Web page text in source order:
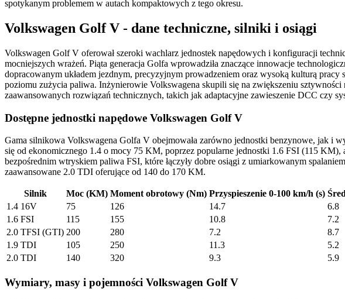
spotykanym problemem w autach kompaktowych z tego okresu.
Volkswagen Golf V - dane techniczne, silniki i osiągi
Volkswagen Golf V oferował szeroki wachlarz jednostek napędowych i konfiguracji
mocniejszych wrażeń. Piąta generacja Golfa wprowadziła znaczące innowacje
dopracowanym układem jezdnym, precyzyjnym prowadzeniem oraz wysoką kulturą
poziomu zużycia paliwa. Inżynierowie Volkswagena skupili się na zwiększeniu
zaawansowanych rozwiązań technicznych, takich jak adaptacyjne zawieszenie DCC czy
Dostępne jednostki napędowe Volkswagen Golf V
Gama silnikowa Volkswagena Golfa V obejmowała zarówno jednostki benzynowe, jak i
się od ekonomicznego 1.4 o mocy 75 KM, poprzez popularne jednostki 1.6 FSI (115
bezpośrednim wtryskiem paliwa FSI, które łączyły dobre osiągi z umiarkowanym
zaawansowane 2.0 TDI oferujące od 140 do 170 KM.
Silnik Moc (KM) Moment obrotowy (Nm) Przyspieszenie 0-100 km/h (s)
1.4 16V
75 126 14.7
6.8
1.6 FSI
115 155 10.8
7.2
2.0 TFSI (GTI) 200 280 7.2
8.7
1.9 TDI
105 250 11.3
5.2
2.0 TDI
140 320 9.3 5.9
Wymiary, masy i pojemności Volkswagen Golf V